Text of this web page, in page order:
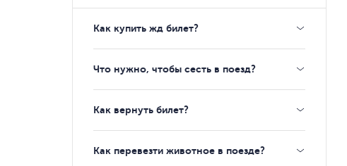
Как купить жд билет?
Что нужно, чтобы сесть в поезд?
Как вернуть билет?
Как перевезти животное в поезде?